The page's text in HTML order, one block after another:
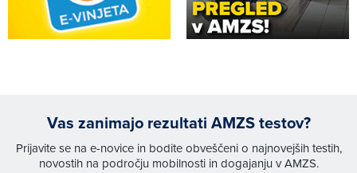
Vas zanimajo rezultati AMZS testov?
Prijavite se na e-novice in bodite obveščeni o najnovejših testih,
novostih na področju mobilnosti in dogajanju v AMZS.